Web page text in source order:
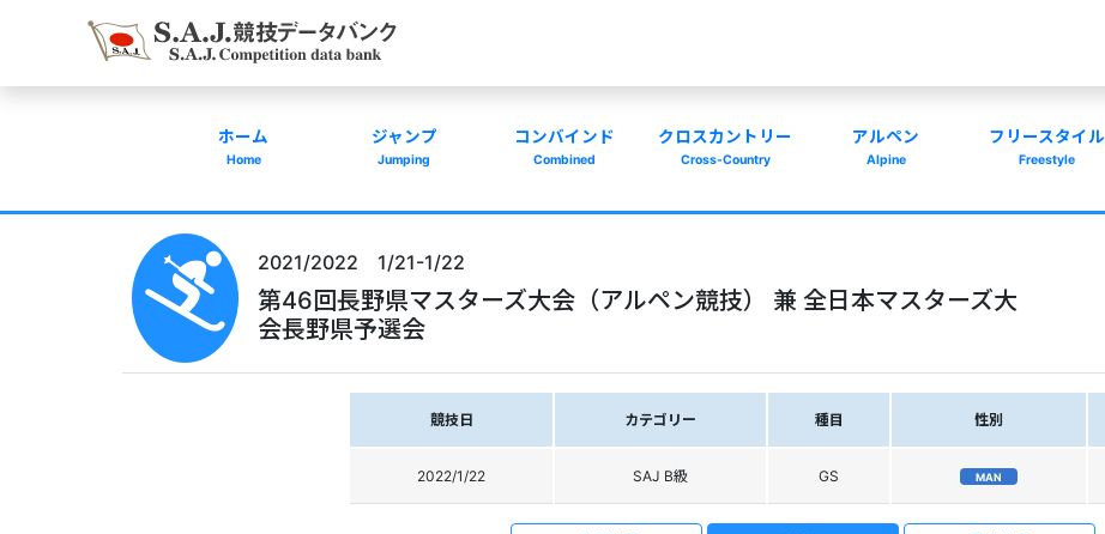
ホーム
Home
ジャンプ
Jumping
コンバインド
Combined
クロスカントリー
Cross-Country
アルペン
Alpine
フリースタイル
Freestyle
2021/2022 1/21-1/22
第46回長野県マスターズ大会（アルペン競技） 兼 全日本マスターズ大
会長野県予選会
競技日 カテゴリー 種目 性別
2022/1/22 SAJ B級 GS MAN